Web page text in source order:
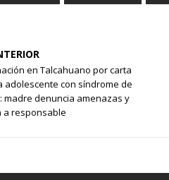
en Talcahuano por carta
adolescente con síndrome de
madre denuncia amenazas y
a responsable